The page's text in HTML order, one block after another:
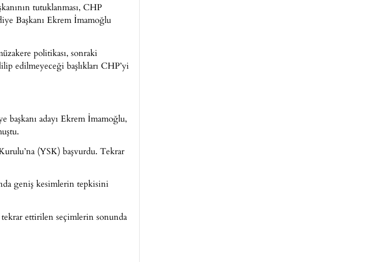
tutuklanması, CHP
Başkanı Ekrem İmamoğlu
politikası, sonraki
edilmeyeceği başlıkları CHP’yi
başkanı adayı Ekrem İmamoğlu,
(YSK) başvurdu. Tekrar
geniş kesimlerin tepkisini
tekrar ettirilen seçimlerin sonunda